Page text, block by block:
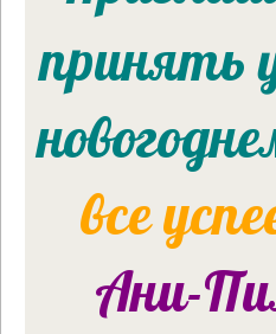
принять
все
Ани-